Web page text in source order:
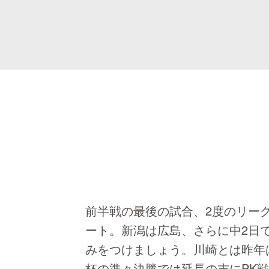
前半戦の最後の試合、2度のリー
ート。新潟は広島、さらに中2日
みをつけましょう。川崎とは昨